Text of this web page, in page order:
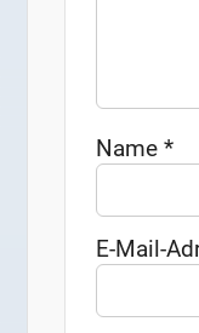
Name*
E-Mail-